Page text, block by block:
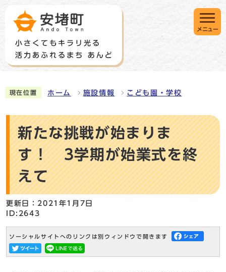
メニュー
現在位置 ホーム 施設情報 こども園・学校
新たな挑戦が始まりま
す！ 3学期が始業式を終
えて
更新日：2021年1月7日
ID:2643
ソーシャルサイトへのリンクは別ウィンドウで開きます